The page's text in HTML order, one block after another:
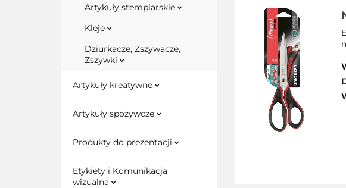
Artykuły stemplarskie
Kleje
Dziurkacze, Zszywacze,
Zszywki
Artykuły kreatywne
Artykuły spożywcze
Produkty do prezentacji
Etykiety i Komunikacja
wizualna